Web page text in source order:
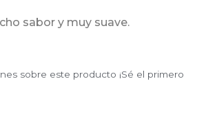
sabor y muy suave.
sobre este producto ¡Sé el primero